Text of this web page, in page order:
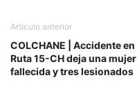
Artículo anterior
COLCHANE | Accidente en
Ruta 15-CH deja una mujer
fallecida y tres lesionados